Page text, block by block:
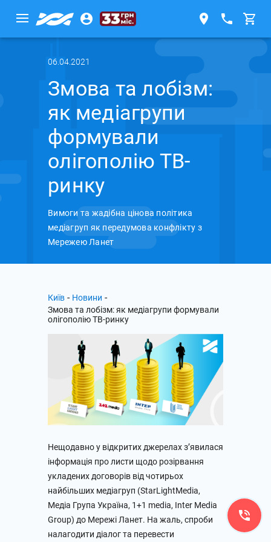
06.04.2021
Змова та лобізм:
як медіагрупи
формували
олігополію ТВ-
ринку
Вимоги та жадібна цінова політика
медіагруп як передумова конфлікту з
Мережею Ланет
Київ - Новини -
Змова та лобізм: як медіагрупи формували
олігополію ТВ-ринку
Нещодавно у відкритих джерелах з’явилася
інформація про листи щодо розірвання
укладених договорів від чотирьох
найбільших медіагруп (StarLightMedia,
Медіа Група Україна, 1+1 media, Inter Media
Group) до Мережі Ланет. На жаль, спроби
налагодити діалог та перевести